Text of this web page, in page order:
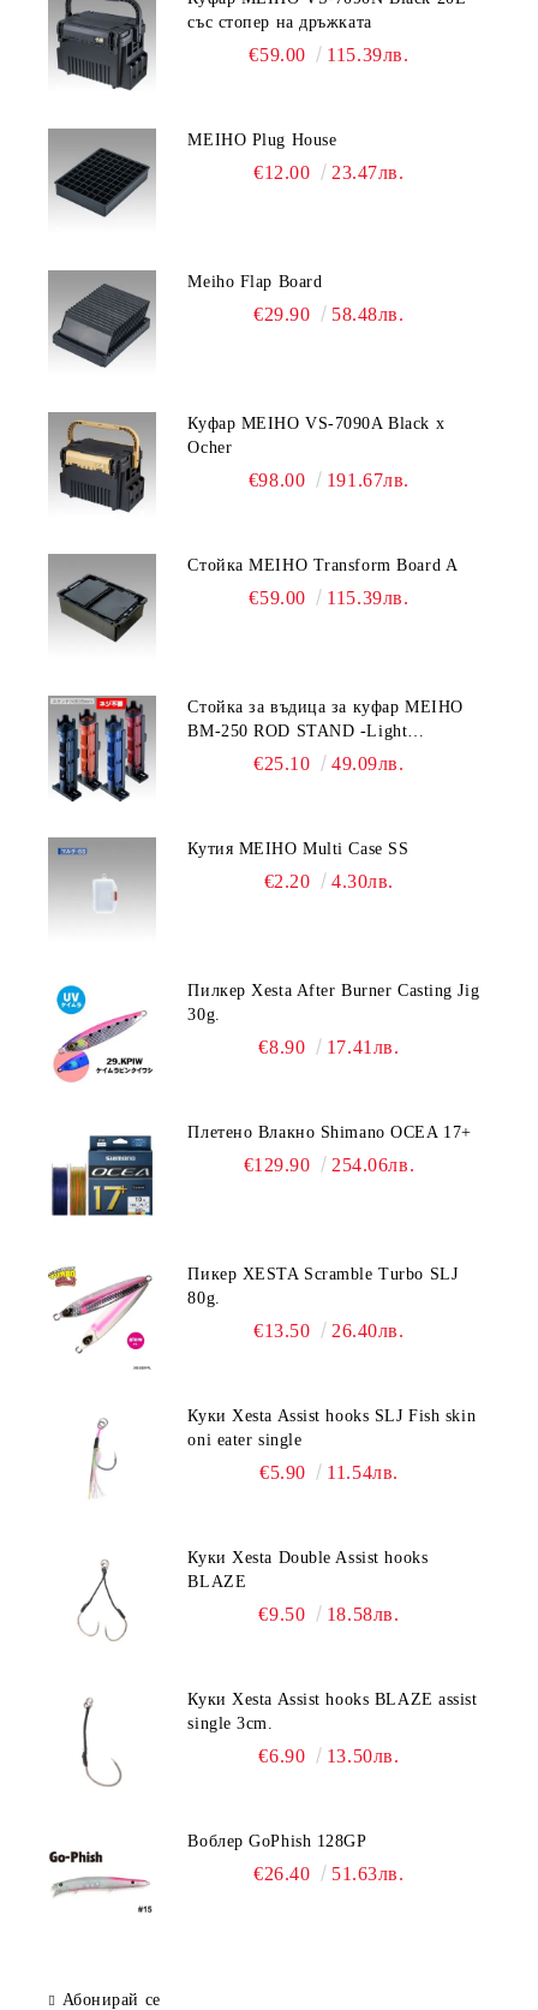
със стопер на дръжката
€59.00 115.39лв.
MEIHO Plug House
€12.00 23.47лв.
Meiho Flap Board
€29.90 58.48лв.
Куфар MEIHO VS-7090A Black x
Ocher
€98.00 191.67лв.
Стойка MEIHO Transform Board A
€59.00 115.39лв.
Стойка за въдица за куфар MEIHO
BM-250 ROD STAND -Light
Blue/Black color
€25.10 49.09лв.
Кутия MEIHO Multi Case SS
€2.20 4.30лв.
Пилкер Xesta After Burner Casting Jig
30g.
€8.90 17.41лв.
Плетено Влакно Shimano OCEA 17+
€129.90 254.06лв.
Пикер XESTA Scramble Turbo SLJ
80g.
€13.50 26.40лв.
Куки Xesta Assist hooks SLJ Fish skin
oni eater single
€5.90 11.54лв.
Куки Xesta Double Assist hooks
BLAZE
€9.50 18.58лв.
Куки Xesta Assist hooks BLAZE assist
single 3cm.
€6.90 13.50лв.
Воблер GoPhish 128GP
€26.40 51.63лв.
Абонирай се